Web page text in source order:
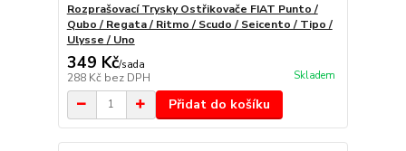
Rozprašovací Trysky Ostřikovače FIAT Punto /
Qubo / Regata / Ritmo / Scudo / Seicento / Tipo /
Ulysse / Uno
349 Kč/sada
288 Kč bez DPH Skladem
Přidat do košíku